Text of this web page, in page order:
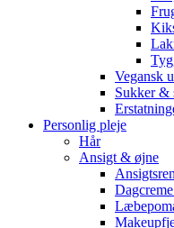
Vegansk
Sukker &
Personlig pleje
Hår
Ansigt & øjne